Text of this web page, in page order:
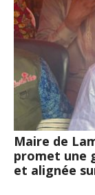
Maire de
promet une
et alignée